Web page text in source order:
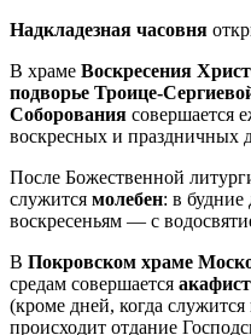
Надкладезная часовня
В храме Воскресения
подворье Троице-
Соборования совершается
воскресных и праздничных
После Божественной
служится молебен: в
воскресеньям — с
В Покровском храме
средам совершается
(кроме дней, когда
происходит отдание